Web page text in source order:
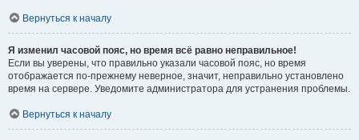
Вернуться к началу
Я изменил часовой пояс, но время всё равно неправильное!
Если вы уверены, что правильно указали часовой пояс, но время
отображается по-прежнему неверное, значит, неправильно установлено
время на сервере. Уведомите администратора для устранения проблемы.
Вернуться к началу